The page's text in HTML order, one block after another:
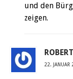
und den
zeigen.
22.